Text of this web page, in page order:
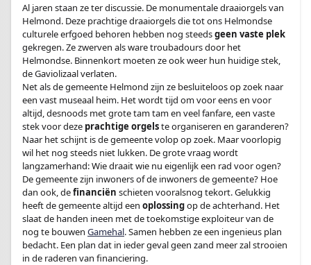
Al jaren staan ze ter discussie. De monumentale draaiorgels van
Helmond. Deze prachtige draaiorgels die tot ons Helmondse
culturele erfgoed behoren hebben nog steedsgeen vaste plek
gekregen. Ze zwerven als ware troubadours door het
Helmondse. Binnenkort moeten ze ook weer hun huidige stek,
de Gaviolizaal verlaten.
Net als de gemeente Helmond zijn ze besluiteloos op zoek naar
een vast museaal heim. Het wordt tijd om voor eens en voor
altijd, desnoods met grote tam tam en veel fanfare, een vaste
stek voor deze prachtige orgelste organiseren en garanderen?
Naar het schijnt is de gemeente volop op zoek. Maar voorlopig
wil het nog steeds niet lukken. De grote vraag wordt
langzamerhand: Wie draait wie nu eigenlijk een rad voor ogen?
De gemeente zijn inwoners of de inwoners de gemeente? Hoe
dan ook, definanciën schieten vooralsnog tekort. Gelukkig
heeft de gemeente altijd een oplossingop de achterhand. Het
slaat de handen ineen met de toekomstige exploiteur van de
nog te bouwen Gamehal. Samen hebben ze een ingenieus plan
bedacht. Een plan dat in ieder geval geen zand meer zal strooien
in de raderen van financiering.